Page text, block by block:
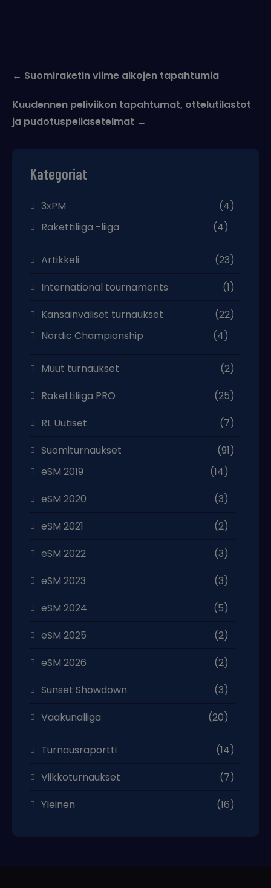
navigation
← Suomiraketin viime aikojen tapahtumia
Kuudennen peliviikon tapahtumat, ottelutilastot
ja pudotuspeliasetelmat →
Kategoriat
3xPM
(4)
Rakettiliiga -liiga
(4)
Artikkeli
(23)
International tournaments
(1)
Kansainväliset turnaukset
(22)
Nordic Championship
(4)
Muut turnaukset
(2)
Rakettiliiga PRO
(25)
RL Uutiset
(7)
Suomiturnaukset
(91)
eSM 2019
(14)
eSM 2020
(3)
eSM 2021
(2)
eSM 2022
(3)
eSM 2023
(3)
eSM 2024
(5)
eSM 2025
(2)
eSM 2026
(2)
Sunset Showdown
(3)
Vaakunaliiga
(20)
Turnausraportti
(14)
Viikkoturnaukset
(7)
Yleinen
(16)